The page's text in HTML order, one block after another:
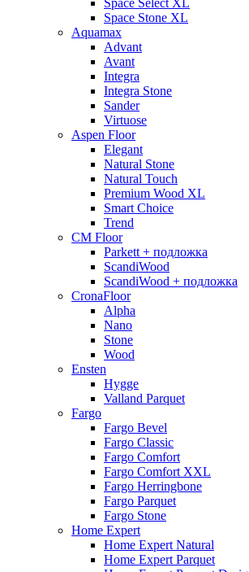
Space Select XL
Space Stone XL
Aquamax
Advant
Avant
Integra
Integra Stone
Sander
Virtuose
Aspen Floor
Elegant
Natural Stone
Natural Touch
Premium Wood XL
Smart Choice
Trend
CM Floor
Parkett + подложка
ScandiWood
ScandiWood + подложка
CronaFloor
Alpha
Nano
Stone
Wood
Ensten
Hygge
Valland Parquet
Fargo
Fargo Bevel
Fargo Classic
Fargo Comfort
Fargo Comfort XXL
Fargo Herringbone
Fargo Parquet
Fargo Stone
Home Expert
Home Expert Natural
Home Expert Parquet